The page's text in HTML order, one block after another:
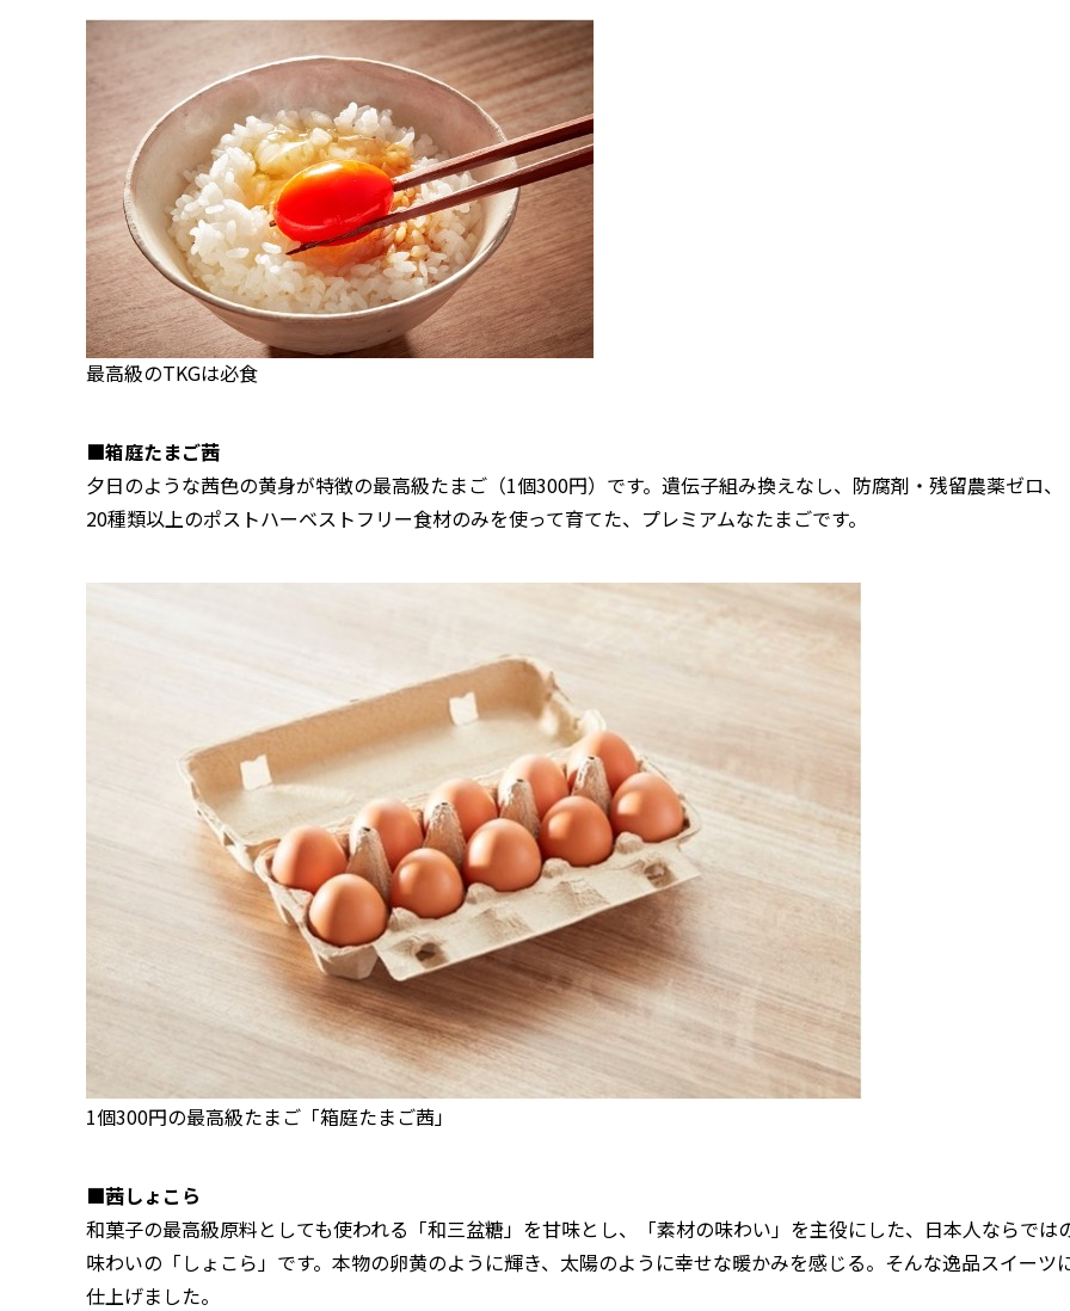
最高級のTKGは必食
■箱庭たまご茜
夕日のような茜色の黄身が特徴の最高級たまご（1個300円）です。遺伝子組み換えなし、防腐剤・残留農薬ゼロ、
20種類以上のポストハーベストフリー食材のみを使って育てた、プレミアムなたまごです。
1個300円の最高級たまご「箱庭たまご茜」
■茜しょこら
和菓子の最高級原料としても使われる「和三盆糖」を甘味とし、「素材の味わい」を主役にした、日本人ならでは
味わいの「しょこら」です。本物の卵黄のように輝き、太陽のように幸せな暖かみを感じる。そんな逸品スイーツ
仕上げました。